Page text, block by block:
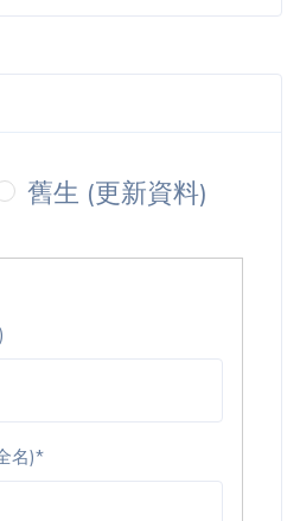
舊生 (更新資料)
名)*